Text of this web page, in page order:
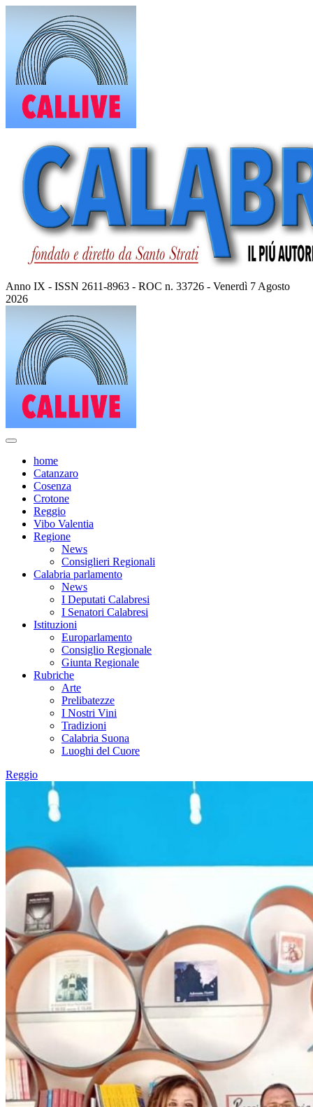
contenuto
Anno IX - ISSN 2611-8963 - ROC n. 33726 - Venerdì 7 Agosto
2026
home
Catanzaro
Cosenza
Crotone
Reggio
Vibo Valentia
Regione
News
Consiglieri Regionali
Calabria parlamento
News
I Deputati Calabresi
I Senatori Calabresi
Istituzioni
Europarlamento
Consiglio Regionale
Giunta Regionale
Rubriche
Arte
Prelibatezze
I Nostri Vini
Tradizioni
Calabria Suona
Luoghi del Cuore
Reggio